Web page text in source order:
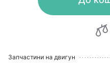
Запчастини на двигун